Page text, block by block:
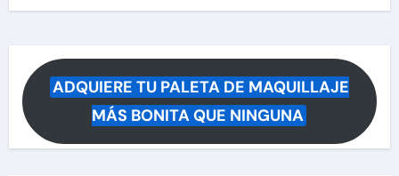
ADQUIERE TU PALETA DE MAQUILLAJE
MÁS BONITA QUE NINGUNA